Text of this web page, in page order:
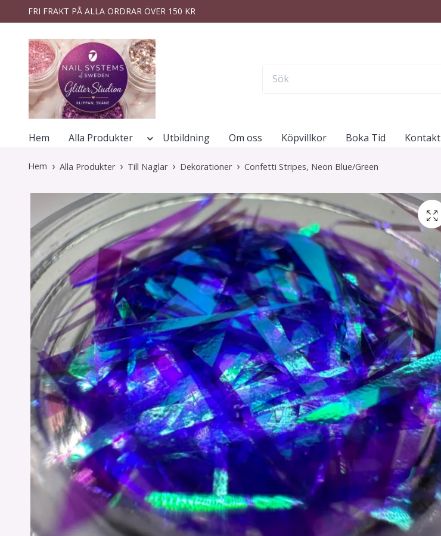
FRI FRAKT PÅ ALLA ORDRAR ÖVER 150 KR
Hem Alla Produkter Utbildning Om oss Köpvillkor Boka Tid Kontakt
Hem Alla Produkter Till Naglar Dekorationer Confetti Stripes, Neon Blue/Green